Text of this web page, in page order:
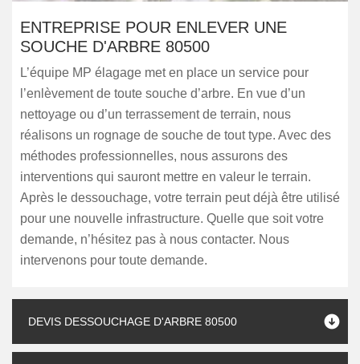
ENTREPRISE POUR ENLEVER UNE
SOUCHE D'ARBRE 80500
L’équipe MP élagage met en place un service pour
l’enlèvement de toute souche d’arbre. En vue d’un
nettoyage ou d’un terrassement de terrain, nous
réalisons un rognage de souche de tout type. Avec des
méthodes professionnelles, nous assurons des
interventions qui sauront mettre en valeur le terrain.
Après le dessouchage, votre terrain peut déjà être utilisé
pour une nouvelle infrastructure. Quelle que soit votre
demande, n’hésitez pas à nous contacter. Nous
intervenons pour toute demande.
DEVIS DESSOUCHAGE D'ARBRE 80500